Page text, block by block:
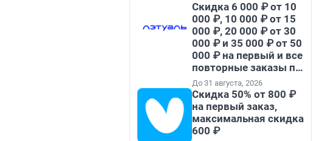
Скидка 6 000 ₽ от 10
000 ₽, 10 000 ₽ от 15
000 ₽, 20 000 ₽ от 30
000 ₽ и 35 000 ₽ от 50
000 ₽ на первый и все
повторные заказы по
промокоду НАБЕРИ
До 31 августа, 2026
Скидка 50% от 800 ₽
на первый заказ,
максимальная скидка
600 ₽